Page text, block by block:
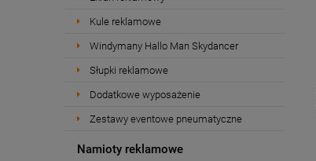
Kule reklamowe
Windymany Hallo Man Skydancer
Słupki reklamowe
Dodatkowe wyposażenie
Zestawy eventowe pneumatyczne
Namioty reklamowe